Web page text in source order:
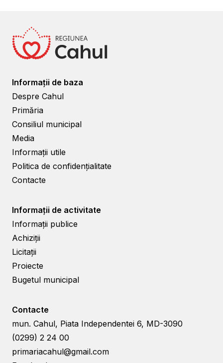
Informații de baza
Despre Cahul
Primăria
Consiliul municipal
Media
Informații utile
Politica de confidențialitate
Contacte
Informații de activitate
Informații publice
Achiziții
Licitații
Proiecte
Bugetul municipal
Contacte
mun. Cahul, Piata Independentei 6, MD-3090
(0299) 2 24 00
primariacahul@gmail.com